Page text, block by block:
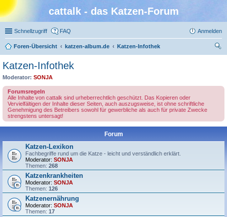
cattalk - das Katzen-Forum
Schnellzugriff FAQ Anmelden
Foren-Übersicht katzen-album.de
Katzen-Infothek
Katzen-Infothek
Moderator: SONJA
Forumsregeln
Alle Inhalte von cattalk sind urheberrechtlich geschützt. Das Kopieren oder
Vervielfältigen der Inhalte dieser Seiten, auch auszugsweise, ist ohne schriftliche
Genehmigung des Betreibers sowohl für gewerbliche als auch für private Zwecke
strengstens untersagt!
Forum
Katzen-Lexikon
Fachbegriffe rund um die Katze - leicht und verständlich erklärt.
Moderator: SONJA
Themen: 268
Katzenkrankheiten
Moderator: SONJA
Themen: 126
Katzenernährung
Moderator: SONJA
Themen: 17